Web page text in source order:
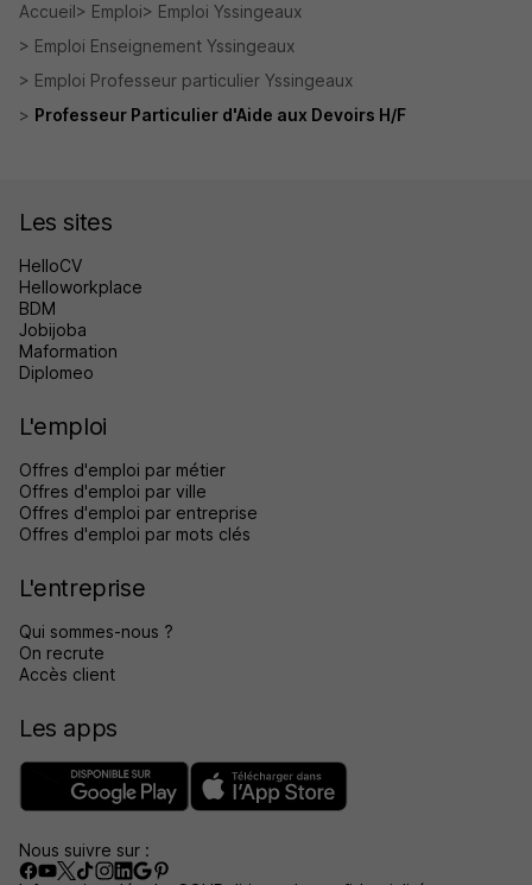
Accueil Emploi
Emploi Yssingeaux
Emploi Enseignement Yssingeaux
Emploi Professeur particulier Yssingeaux
Professeur Particulier d'Aide aux Devoirs H/F
Les sites
HelloCV
Helloworkplace
BDM
Jobijoba
Maformation
Diplomeo
L'emploi
Offres d'emploi par métier
Offres d'emploi par ville
Offres d'emploi par entreprise
Offres d'emploi par mots clés
L'entreprise
Qui sommes-nous ?
On recrute
Accès client
Les apps
Nous suivre sur :